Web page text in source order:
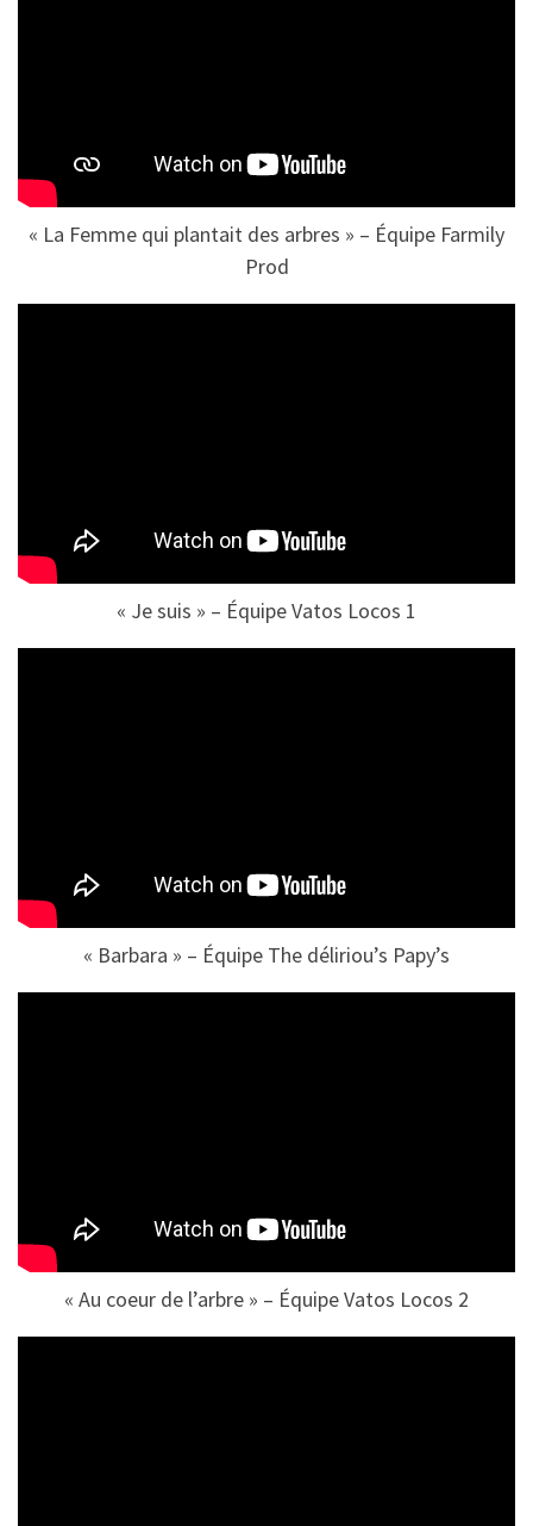
« La Femme qui plantait des arbres » – Équipe Farmily
Prod
« Je suis » – Équipe Vatos Locos 1
« Barbara » – Équipe The déliriou’s Papy’s
« Au coeur de l’arbre » – Équipe Vatos Locos 2